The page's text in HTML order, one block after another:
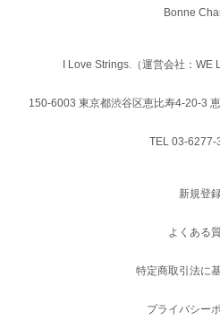
Bonne
I Love Strings.（運営会社：WE
150-6003 東京都渋谷区恵比寿4-20-3
TEL 03-
新規登
よくある
特定商取引法に
プライバシー